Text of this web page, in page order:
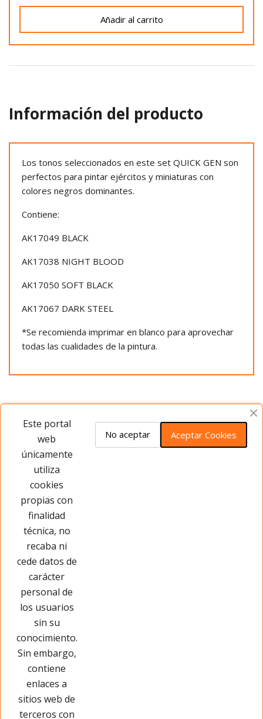
Añadir al carrito
Información del producto
Los tonos seleccionados en este set QUICK GEN son
perfectos para pintar ejércitos y miniaturas con
colores negros dominantes.
Contiene:
AK17049 BLACK
AK17038 NIGHT BLOOD
AK17050 SOFT BLACK
AK17067 DARK STEEL
*Se recomienda imprimar en blanco para aprovechar
todas las cualidades de la pintura.
Opiniones del producto
Este producto no tiene opiniones ¡Sé
Este portal
web
únicamente
utiliza
cookies
propias con
finalidad
técnica, no
recaba ni
cede datos de
carácter
personal de
los usuarios
sin su
conocimiento.
Sin embargo,
contiene
enlaces a
sitios web de
terceros con
Aceptar Cookies
No aceptar